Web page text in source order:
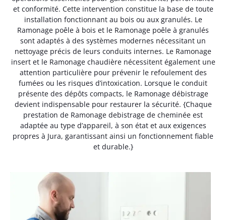
et conformité. Cette intervention constitue la base de toute
installation fonctionnant au bois ou aux granulés. Le
Ramonage poêle à bois et le Ramonage poêle à granulés
sont adaptés à des systèmes modernes nécessitant un
nettoyage précis de leurs conduits internes. Le Ramonage
insert et le Ramonage chaudière nécessitent également une
attention particulière pour prévenir le refoulement des
fumées ou les risques d’intoxication. Lorsque le conduit
présente des dépôts compacts, le Ramonage débistrage
devient indispensable pour restaurer la sécurité. {Chaque
prestation de Ramonage debistrage de cheminée est
adaptée au type d’appareil, à son état et aux exigences
propres à Jura, garantissant ainsi un fonctionnement fiable
et durable.}